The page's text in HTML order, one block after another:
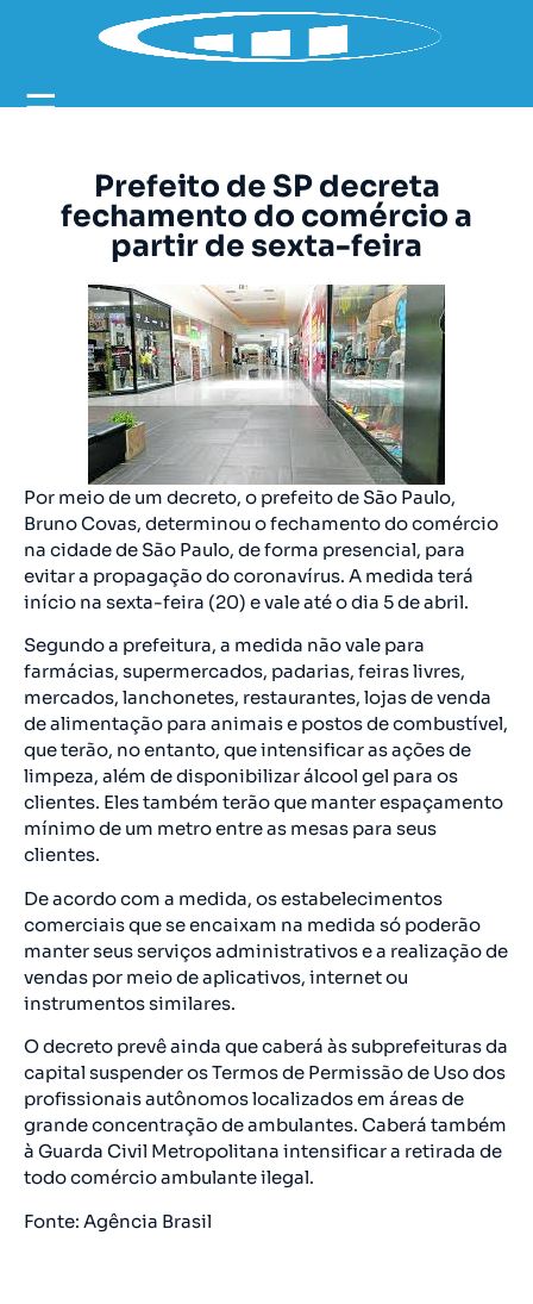
☰
Prefeito de SP decreta
fechamento do comércio a
partir de sexta-feira
Por meio de um decreto, o prefeito de São Paulo,
Bruno Covas, determinou o fechamento do comércio
na cidade de São Paulo, de forma presencial, para
evitar a propagação do coronavírus. A medida terá
início na sexta-feira (20) e vale até o dia 5 de abril.
Segundo a prefeitura, a medida não vale para
farmácias, supermercados, padarias, feiras livres,
mercados, lanchonetes, restaurantes, lojas de venda
de alimentação para animais e postos de combustível,
que terão, no entanto, que intensificar as ações de
limpeza, além de disponibilizar álcool gel para os
clientes. Eles também terão que manter espaçamento
mínimo de um metro entre as mesas para seus
clientes.
De acordo com a medida, os estabelecimentos
comerciais que se encaixam na medida só poderão
manter seus serviços administrativos e a realização de
vendas por meio de aplicativos, internet ou
instrumentos similares.
O decreto prevê ainda que caberá às subprefeituras da
capital suspender os Termos de Permissão de Uso dos
profissionais autônomos localizados em áreas de
grande concentração de ambulantes. Caberá também
à Guarda Civil Metropolitana intensificar a retirada de
todo comércio ambulante ilegal.
Fonte: Agência Brasil